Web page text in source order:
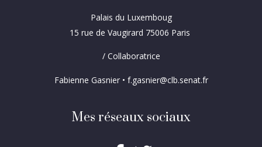
Palais du Luxemboug
15 rue de Vaugirard 75006 Paris
/ Collaboratrice
Fabienne Gasnier • f.gasnier@clb.senat.fr
Mes réseaux sociaux